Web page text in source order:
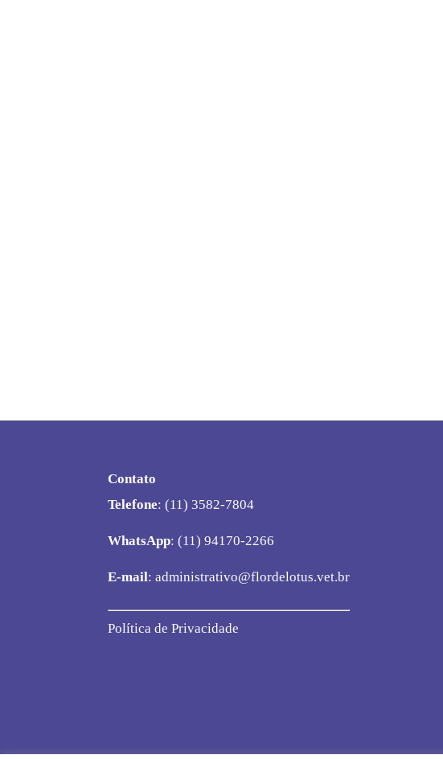
Contato
Telefone: (11) 3582-7804
WhatsApp: (11) 94170-2266
E-mail: administrativo@flordelotus.vet.br
Política de Privacidade